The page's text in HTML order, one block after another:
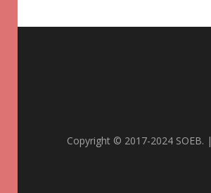
Copyright © 2017-2024 SOEB. |